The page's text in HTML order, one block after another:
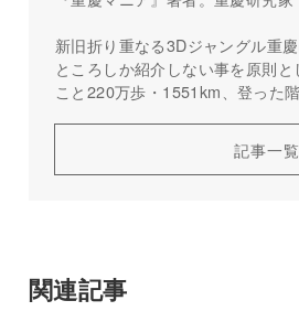
新旧折り重なる3Dジャングル重
ところしか紹介しない事を原則
こと220万歩・1551km、登った階
記事一
関連記事